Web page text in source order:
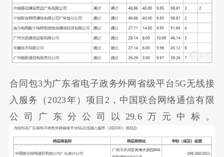
合同包3为广东省电子政务外网省级平台5G无线接
入服务（2023年）项目2，中国联合网络通信有限
公司广东分公司以29.6万元中标。